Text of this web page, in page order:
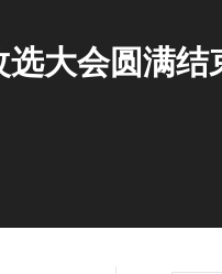
大会圆满结